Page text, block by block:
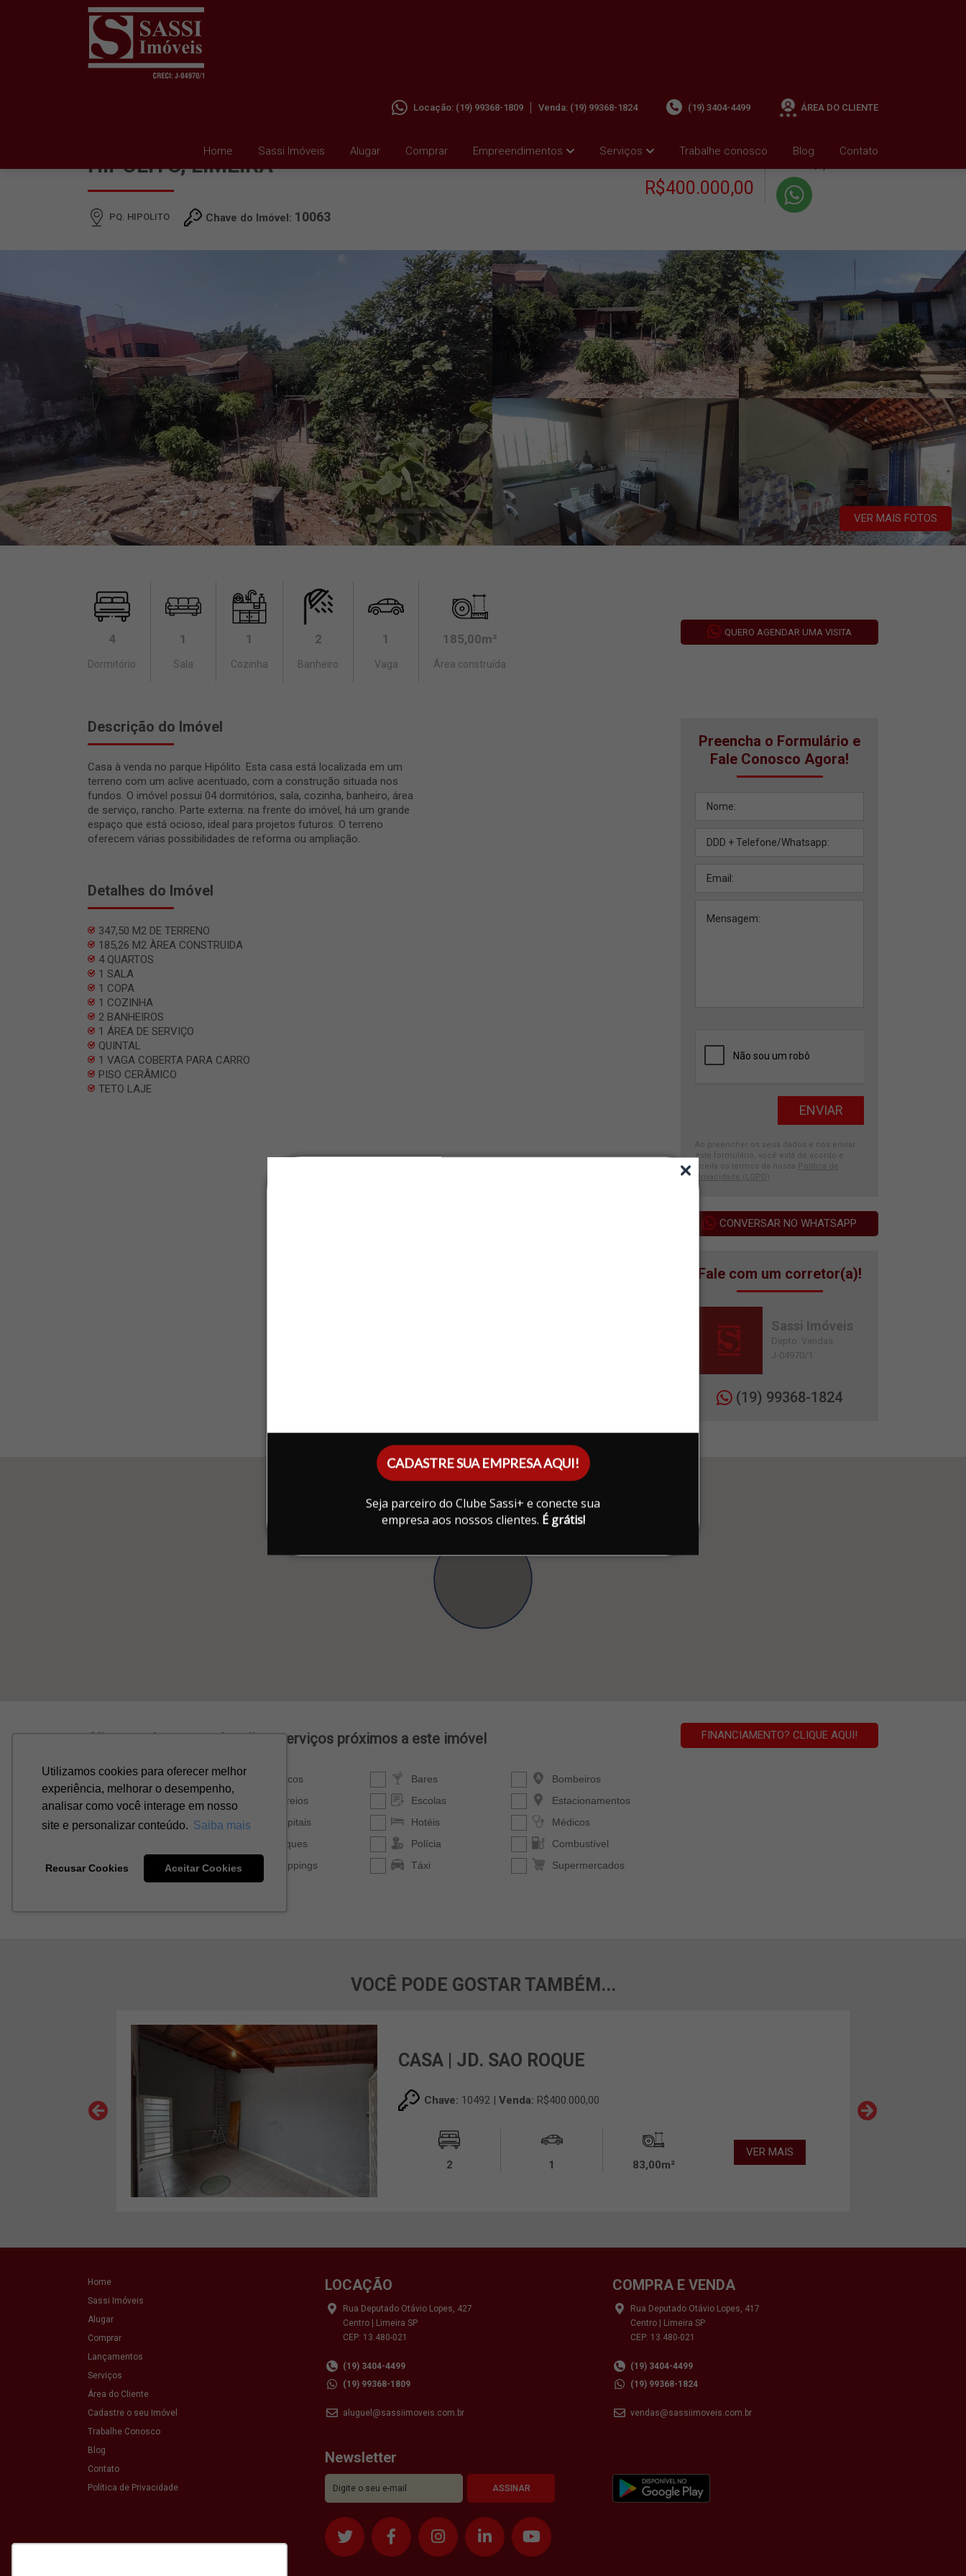
CADASTRE SUA EMPRESA AQUI!
Seja parceiro do Clube Sassi+ e conecte sua
empresa aos nossos clientes. É grátis!
Home Sassi Imóveis Alugar Comprar Empreendimentos Serviços Trabalhe conosco Blog Contato
Locação: (19) 99368-1809 Venda: (19) 99368-1824 (19) 3404-4499 ÁREA DO CLIENTE
HIPOLITO, LIMEIRA
PQ. HIPOLITO Chave do Imóvel: 10063
R$400.000,00
+ Condomínio R$0,00
VER MAIS FOTOS
4
Dormitório
1
Sala
1
Cozinha
2
Banheiro
1
Vaga
185,00m²
Área construída
QUERO AGENDAR UMA VISITA
Descrição do Imóvel
Casa à venda no parque Hipólito. Esta casa está localizada em um
terreno com um aclive acentuado, com a construção situada nos
fundos. O imóvel possui 04 dormitórios, sala, cozinha, banheiro, área
de serviço, rancho. Parte externa: na frente do imóvel, há um grande
espaço que está ocioso, ideal para projetos futuros. O terreno
oferecem várias possibilidades de reforma ou ampliação.
Detalhes do Imóvel
347,50 M2 DE TERRENO
185,26 M2 ÀREA CONSTRUIDA
4 QUARTOS
1 SALA
1 COPA
1 COZINHA
2 BANHEIROS
1 ÁREA DE SERVIÇO
QUINTAL
1 VAGA COBERTA PARA CARRO
PISO CERÂMICO
TETO LAJE
Preencha o Formulário e
Fale Conosco Agora!
Ao preencher os seus dados e nos enviar
este formulário, você está de acordo e
aceita os termos da nossa
Política de
Privacidade (LGPD)
CONVERSAR NO WHATSAPP
Fale com um corretor(a)!
Sassi Imóveis
Depto. Vendas
J-04970/1
(19) 99368-1824
VOCÊ PODE GOSTAR TAMBÉM...
CASA | JD. SAO ROQUE
Chave: 10492 |Venda: R$400.000,00
2 1 83,00m²
VER MAIS
Home
Sassi Imóveis
Alugar
Comprar
Lançamentos
Serviços
Área do Cliente
Cadastre o seu Imóvel
Trabalhe Conosco
Blog
Contato
Política de Privacidade
LOCAÇÃO
Rua Deputado Otávio Lopes, 427
Centro | Limeira SP
CEP: 13.480-021
(19) 3404-4499
(19) 99368-1809
aluguel@sassiimoveis.com.br
COMPRA E VENDA
Rua Deputado Otávio Lopes, 417
Centro | Limeira SP
CEP: 13.480-021
(19) 3404-4499
(19) 99368-1824
vendas@sassiimoveis.com.br
Newsletter